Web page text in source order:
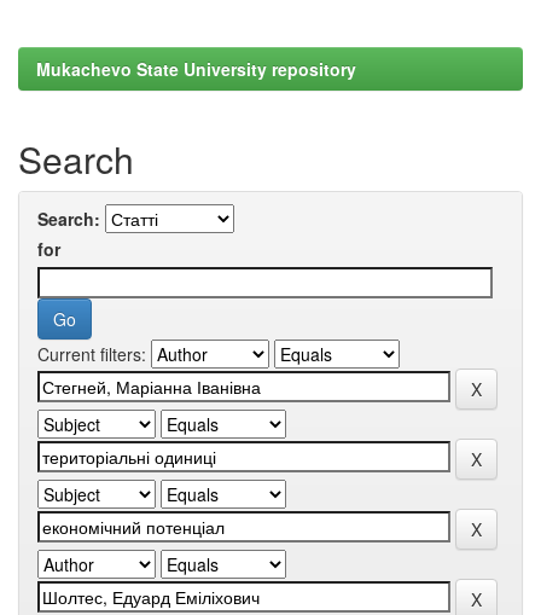
Mukachevo State University repository
Search
Search:
for
Current filters: